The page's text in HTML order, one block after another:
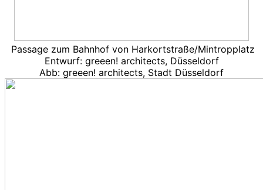
Passage zum Bahnhof von Harkortstraße/Mintropplatz
Entwurf: greeen! architects, Düsseldorf
Abb: greeen! architects, Stadt Düsseldorf